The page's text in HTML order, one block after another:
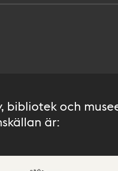
bibliotek och
är: